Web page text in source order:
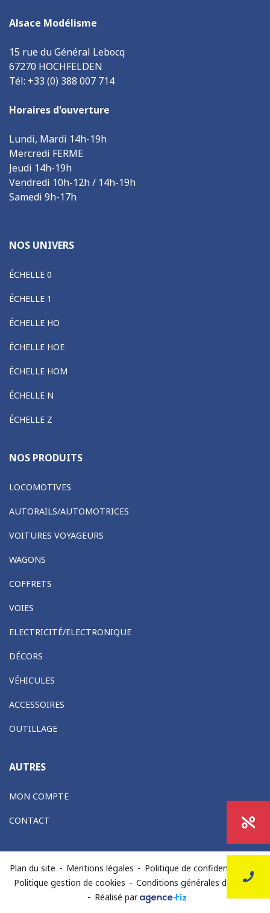
Alsace Modélisme
15 rue du Général Lebocq
67270 HOCHFELDEN
Tél: +33 (0) 388 007 714
Horaires d'ouverture
Lundi, Mardi 14h-19h
Mercredi FERME
Jeudi 14h-19h
Vendredi 10h-12h / 14h-19h
Samedi 9h-17h
NOS UNIVERS
ÉCHELLE 0
ÉCHELLE 1
ÉCHELLE HO
ÉCHELLE HOE
ÉCHELLE HOM
ÉCHELLE N
ÉCHELLE Z
NOS PRODUITS
LOCOMOTIVES
AUTORAILS/AUTOMOTRICES
VOITURES VOYAGEURS
WAGONS
COFFRETS
VOIES
ELECTRICITÉ/ELECTRONIQUE
DÉCORS
VÉHICULES
ACCESSOIRES
OUTILLAGE
AUTRES
MON COMPTE
CONTACT
Plan du site - Mentions légales - Politique de confidentialité -
Politique gestion de cookies - Conditions générales de vente
- Réalisé par